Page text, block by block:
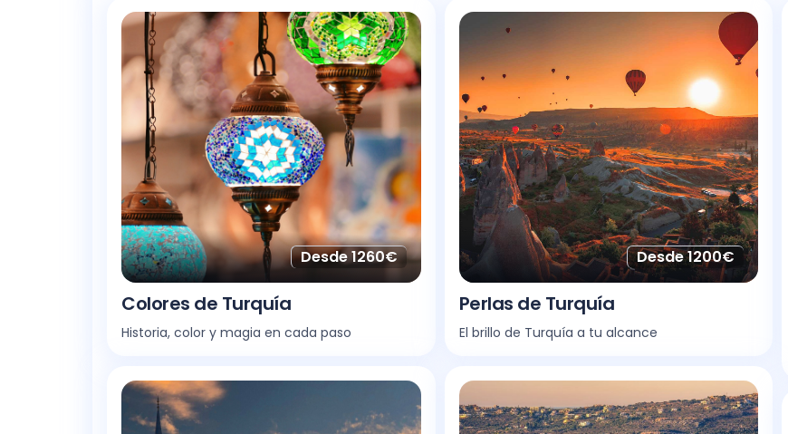
Desde 1260€
Colores de Turquía
Historia, color y magia en cada paso
Desde 1200€
Perlas de Turquía
El brillo de Turquía a tu alcance